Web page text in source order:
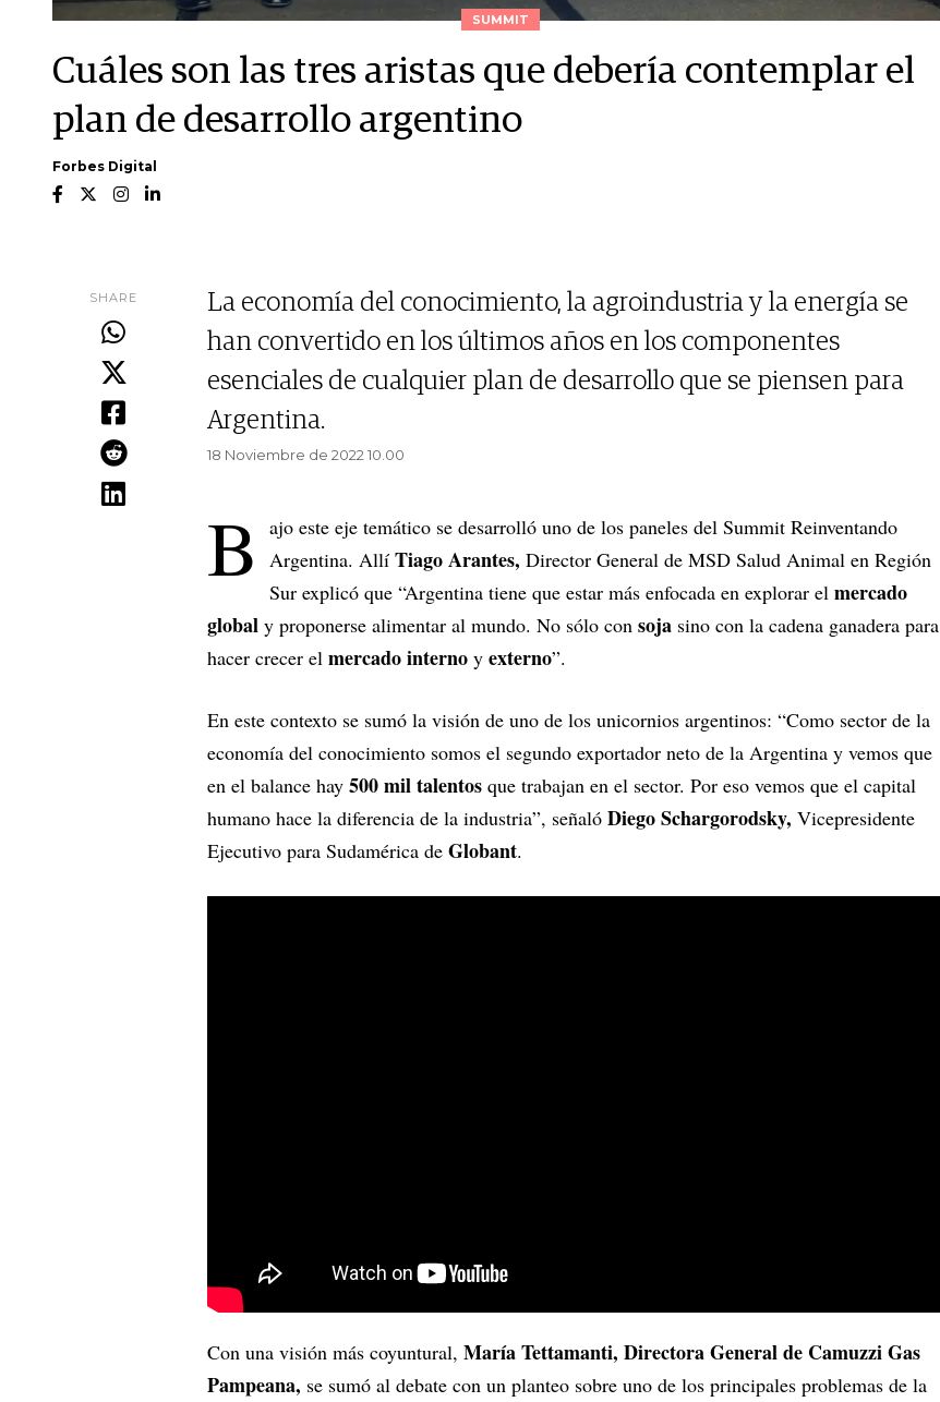
SUMMIT
Cuáles son las tres aristas que debería contemplar el
plan de desarrollo argentino
Forbes Digital
SHARE
La economía del conocimiento, la agroindustria y la energía se
han convertido en los últimos años en los componentes
esenciales de cualquier plan de desarrollo que se piensen para
Argentina.
18 Noviembre de 2022 10.00
B
ajo este eje temático se desarrolló uno de los paneles del Summit Reinventando
Argentina. Allí Tiago Arantes, Director General de MSD Salud Animal en Región
Sur explicó que “Argentina tiene que estar más enfocada en explorar el mercado
global y proponerse alimentar al mundo. No sólo con soja sino con la cadena ganadera para
hacer crecer el mercado interno y externo”.
En este contexto se sumó la visión de uno de los unicornios argentinos: “Como sector de la
economía del conocimiento somos el segundo exportador neto de la Argentina y vemos que
en el balance hay 500 mil talentos que trabajan en el sector. Por eso vemos que el capital
humano hace la diferencia de la industria”, señaló Diego Schargorodsky, Vicepresidente
Ejecutivo para Sudamérica de Globant.
Con una visión más coyuntural, María Tettamanti, Directora General de Camuzzi Gas
Pampeana, se sumó al debate con un planteo sobre uno de los principales problemas de la